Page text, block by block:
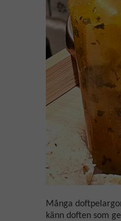
Många
känn doften som